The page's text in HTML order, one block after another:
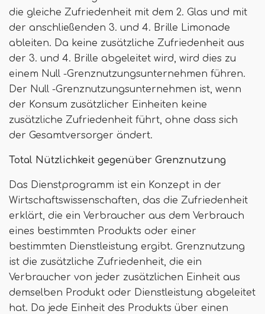
die gleiche Zufriedenheit mit dem 2. Glas und mit
der anschließenden 3. und 4. Brille Limonade
ableiten. Da keine zusätzliche Zufriedenheit aus
der 3. und 4. Brille abgeleitet wird, wird dies zu
einem Null -Grenznutzungsunternehmen führen.
Der Null -Grenznutzungsunternehmen ist, wenn
der Konsum zusätzlicher Einheiten keine
zusätzliche Zufriedenheit führt, ohne dass sich
der Gesamtversorger ändert.
Total Nützlichkeit gegenüber Grenznutzung
Das Dienstprogramm ist ein Konzept in der
Wirtschaftswissenschaften, das die Zufriedenheit
erklärt, die ein Verbraucher aus dem Verbrauch
eines bestimmten Produkts oder einer
bestimmten Dienstleistung ergibt. Grenznutzung
ist die zusätzliche Zufriedenheit, die ein
Verbraucher von jeder zusätzlichen Einheit aus
demselben Produkt oder Dienstleistung abgeleitet
hat. Da jede Einheit des Produkts über einen